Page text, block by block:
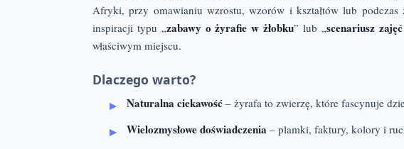
Afryki, przy omawianiu wzrostu, wzorów i kształtów lub podczas
inspiracji typu „zabawy o żyrafie w żłobku” lub „scenariusz
właściwym miejscu.
Dlaczego warto?
Naturalna ciekawość – żyrafa to zwierzę, które fascynuje
Wielozmysłowe doświadczenia – plamki, faktury, kolory i